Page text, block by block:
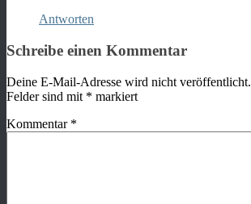
Antworten
Schreibe einen Kommentar
Deine E-Mail-Adresse wird nicht veröffentlicht.
Felder sind mit * markiert
Kommentar *